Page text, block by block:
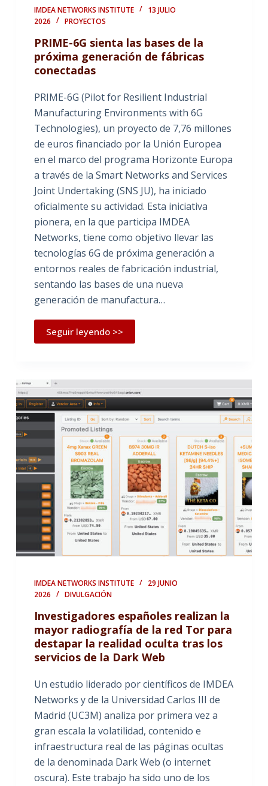
IMDEA NETWORKS INSTITUTE
13 JULIO
2026
PROYECTOS
PRIME-6G sienta las bases de la
próxima generación de fábricas
conectadas
PRIME-6G (Pilot for Resilient Industrial
Manufacturing Environments with 6G
Technologies), un proyecto de 7,76 millones
de euros financiado por la Unión Europea
en el marco del programa Horizonte Europa
a través de la Smart Networks and Services
Joint Undertaking (SNS JU), ha iniciado
oficialmente su actividad. Esta iniciativa
pionera, en la que participa IMDEA
Networks, tiene como objetivo llevar las
tecnologías 6G de próxima generación a
entornos reales de fabricación industrial,
sentando las bases de una nueva
generación de manufactura…
Seguir leyendo >>
IMDEA NETWORKS INSTITUTE
29 JUNIO
2026
DIVULGACIÓN
Investigadores españoles realizan la
mayor radiografía de la red Tor para
destapar la realidad oculta tras los
servicios de la Dark Web
Un estudio liderado por científicos de IMDEA
Networks y de la Universidad Carlos III de
Madrid (UC3M) analiza por primera vez a
gran escala la volatilidad, contenido e
infraestructura real de las páginas ocultas
de la denominada Dark Web (o internet
oscura). Este trabajo ha sido uno de los